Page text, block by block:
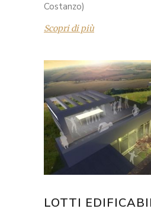
Costanzo)
Scopri di più
LOTTI